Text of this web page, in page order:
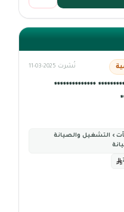
نُشرت 2025-03-11
**************
› التشغيل والصيانة